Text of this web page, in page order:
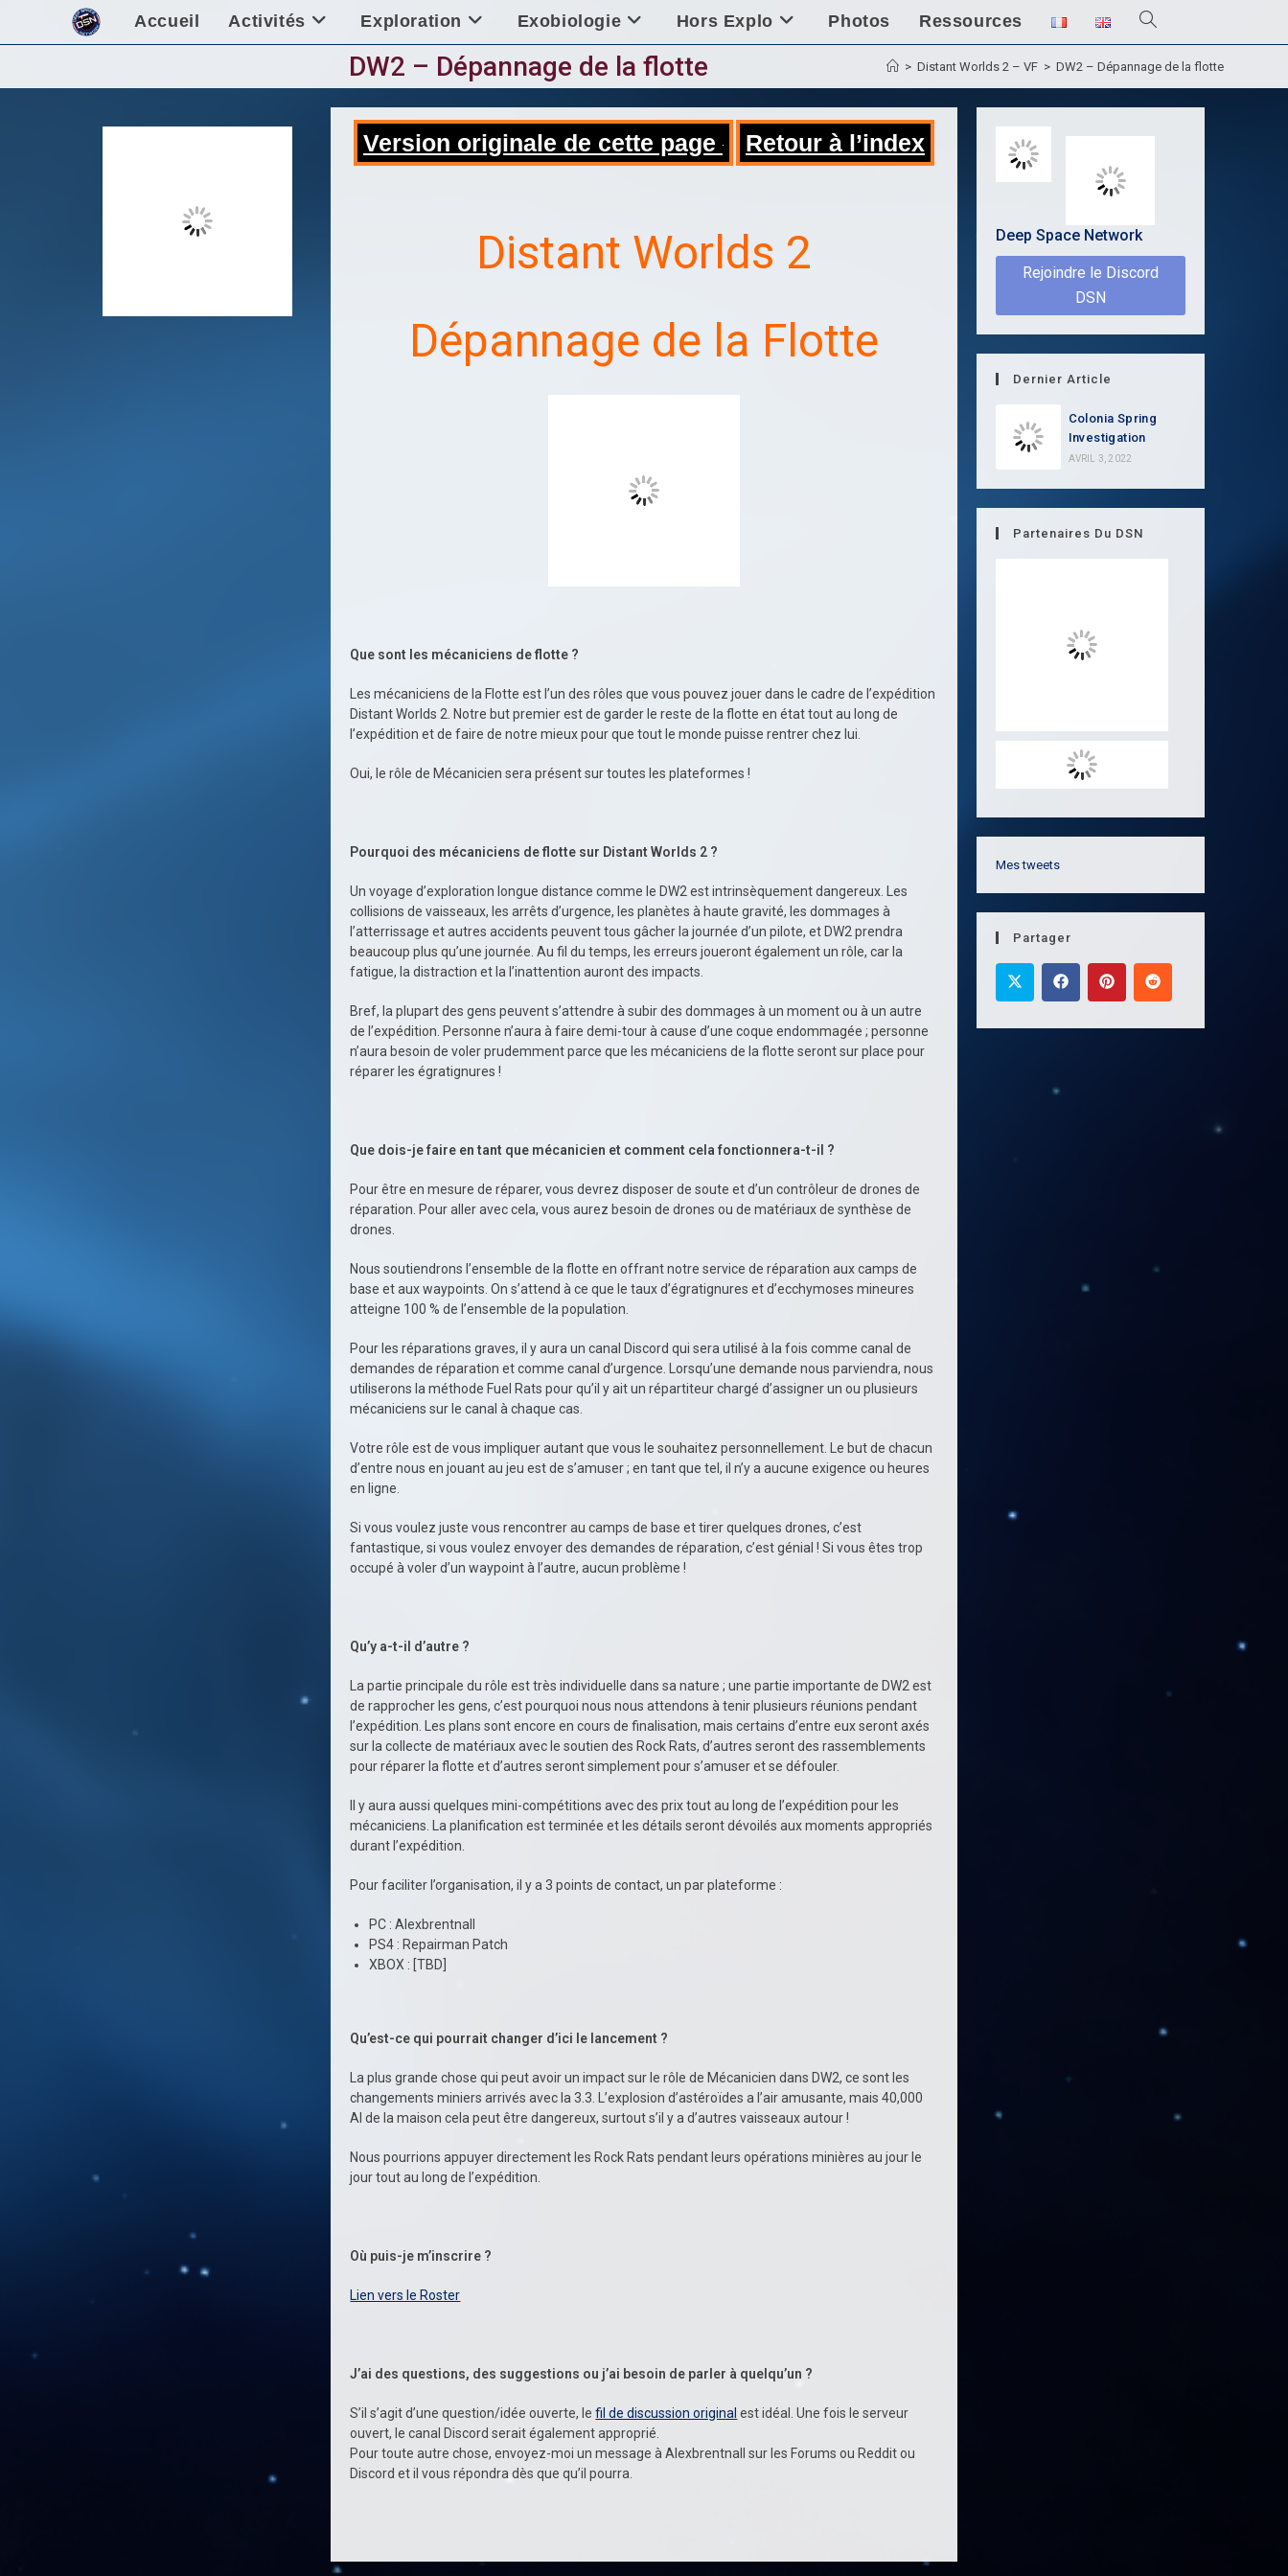
content
Accueil Activités Exploration Exobiologie Hors Explo Photos Ressources
Toggle
website
search
DW2 – Dépannage de la flotte > Distant Worlds 2 – VF > DW2 – Dépannage de la flotte
Version originale de cette page Retour à l’index
Distant Worlds 2
Dépannage de la Flotte
Que sont les mécaniciens de flotte ?
Les mécaniciens de la Flotte est l’un des rôles que vous pouvez jouer dans le cadre de l’expédition
Distant Worlds 2. Notre but premier est de garder le reste de la flotte en état tout au long de
l’expédition et de faire de notre mieux pour que tout le monde puisse rentrer chez lui.
Oui, le rôle de Mécanicien sera présent sur toutes les plateformes !
Pourquoi des mécaniciens de flotte sur Distant Worlds 2 ?
Un voyage d’exploration longue distance comme le DW2 est intrinsèquement dangereux. Les
collisions de vaisseaux, les arrêts d’urgence, les planètes à haute gravité, les dommages à
l’atterrissage et autres accidents peuvent tous gâcher la journée d’un pilote, et DW2 prendra
beaucoup plus qu’une journée. Au fil du temps, les erreurs joueront également un rôle, car la
fatigue, la distraction et la l’inattention auront des impacts.
Bref, la plupart des gens peuvent s’attendre à subir des dommages à un moment ou à un autre
de l’expédition. Personne n’aura à faire demi-tour à cause d’une coque endommagée ; personne
n’aura besoin de voler prudemment parce que les mécaniciens de la flotte seront sur place pour
réparer les égratignures !
Que dois-je faire en tant que mécanicien et comment cela fonctionnera-t-il ?
Pour être en mesure de réparer, vous devrez disposer de soute et d’un contrôleur de drones de
réparation. Pour aller avec cela, vous aurez besoin de drones ou de matériaux de synthèse de
drones.
Nous soutiendrons l’ensemble de la flotte en offrant notre service de réparation aux camps de
base et aux waypoints. On s’attend à ce que le taux d’égratignures et d’ecchymoses mineures
atteigne 100 % de l’ensemble de la population.
Pour les réparations graves, il y aura un canal Discord qui sera utilisé à la fois comme canal de
demandes de réparation et comme canal d’urgence. Lorsqu’une demande nous parviendra, nous
utiliserons la méthode Fuel Rats pour qu’il y ait un répartiteur chargé d’assigner un ou plusieurs
mécaniciens sur le canal à chaque cas.
Votre rôle est de vous impliquer autant que vous le souhaitez personnellement. Le but de chacun
d’entre nous en jouant au jeu est de s’amuser ; en tant que tel, il n’y a aucune exigence ou heures
en ligne.
Si vous voulez juste vous rencontrer au camps de base et tirer quelques drones, c’est
fantastique, si vous voulez envoyer des demandes de réparation, c’est génial ! Si vous êtes trop
occupé à voler d’un waypoint à l’autre, aucun problème !
Qu’y a-t-il d’autre ?
La partie principale du rôle est très individuelle dans sa nature ; une partie importante de DW2 est
de rapprocher les gens, c’est pourquoi nous nous attendons à tenir plusieurs réunions pendant
l’expédition. Les plans sont encore en cours de finalisation, mais certains d’entre eux seront axés
sur la collecte de matériaux avec le soutien des Rock Rats, d’autres seront des rassemblements
pour réparer la flotte et d’autres seront simplement pour s’amuser et se défouler.
Il y aura aussi quelques mini-compétitions avec des prix tout au long de l’expédition pour les
mécaniciens. La planification est terminée et les détails seront dévoilés aux moments appropriés
durant l’expédition.
Pour faciliter l’organisation, il y a 3 points de contact, un par plateforme :
PC : Alexbrentnall
PS4 : Repairman Patch
XBOX : [TBD]
Qu’est-ce qui pourrait changer d’ici le lancement ?
La plus grande chose qui peut avoir un impact sur le rôle de Mécanicien dans DW2, ce sont les
changements miniers arrivés avec la 3.3. L’explosion d’astéroïdes a l’air amusante, mais 40,000
Al de la maison cela peut être dangereux, surtout s’il y a d’autres vaisseaux autour !
Nous pourrions appuyer directement les Rock Rats pendant leurs opérations minières au jour le
jour tout au long de l’expédition.
Où puis-je m’inscrire ?
Lien vers le Roster
J’ai des questions, des suggestions ou j’ai besoin de parler à quelqu’un ?
S’il s’agit d’une question/idée ouverte, lefil de discussion original est idéal. Une fois le serveur
ouvert, le canal Discord serait également approprié.
Pour toute autre chose, envoyez-moi un message à Alexbrentnall sur les Forums ou Reddit ou
Discord et il vous répondra dès que qu’il pourra.
Deep Space Network
Rejoindre le Discord
DSN
Dernier Article
Colonia Spring
Investigation
AVRIL 3, 2022
Partenaires Du DSN
Mes tweets
Partager